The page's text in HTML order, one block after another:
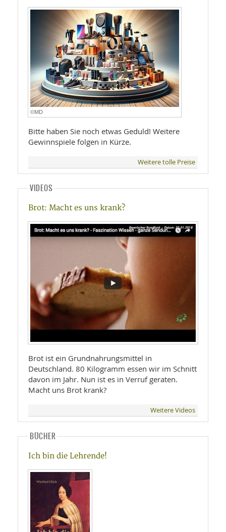
©MD
Bitte haben Sie noch etwas Geduld! Weitere
Gewinnspiele folgen in Kürze.
Weitere tolle Preise
VIDEOS
Brot: Macht es uns krank?
Brot ist ein Grundnahrungsmittel in
Deutschland. 80 Kilogramm essen wir im Schnitt
davon im Jahr. Nun ist es in Verruf geraten.
Macht uns Brot krank?
Weitere Videos
BÜCHER
Ich bin die Lehrende!